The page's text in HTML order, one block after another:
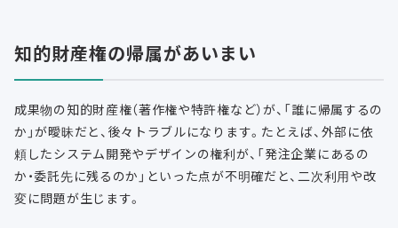
知的財産権の帰属があいまい
成果物の知的財産権（著作権や特許権など）が、「誰に帰属するの
か」が曖昧だと、後々トラブルになります。たとえば、外部に依
頼したシステム開発やデザインの権利が、「発注企業にあるの
か・委託先に残るのか」といった点が不明確だと、二次利用や改
変に問題が生じます。